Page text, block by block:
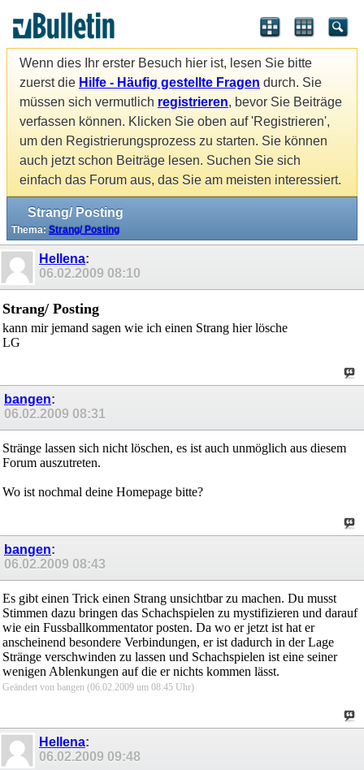
Wenn dies Ihr erster Besuch hier ist, lesen Sie bitte
zuerst die Hilfe - Häufig gestellte Fragen durch. Sie
müssen sich vermutlich registrieren, bevor Sie Beiträge
verfassen können. Klicken Sie oben auf 'Registrieren',
um den Registrierungsprozess zu starten. Sie können
auch jetzt schon Beiträge lesen. Suchen Sie sich
einfach das Forum aus, das Sie am meisten interessiert.
Strang/ Posting
Thema: Strang/ Posting
Hellena:
06.02.2009 08:10
Strang/ Posting
kann mir jemand sagen wie ich einen Strang hier lösche
LG
bangen:
06.02.2009 08:31
Stränge lassen sich nicht löschen, es ist auch unmöglich aus diesem
Forum auszutreten.
Wo ist nochmal deine Homepage bitte?
bangen:
06.02.2009 08:43
Es gibt einen Trick einen Strang unsichtbar zu machen. Du musst
Stimmen dazu bringen das Schachspielen zu mystifizieren und darauf
wie ein Fussballkommentator posten. Da wo er jetzt ist hat er
anscheinend besondere Verbindungen, er ist dadurch in der Lage
Stränge verschwinden zu lassen und Schachspielen ist eine seiner
wenigen Ablenkungen auf die er nichts kommen lässt.
Geändert von bangen (06.02.2009 um 08:45 Uhr)
Hellena:
06.02.2009 09:48